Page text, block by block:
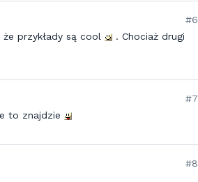
#6
przykłady są cool
. Chociaż drugi
#7
to znajdzie
#8